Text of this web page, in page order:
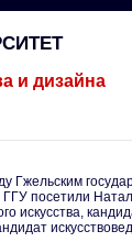
и дизайна
Гжельским
ГГУ посетили
искусства,